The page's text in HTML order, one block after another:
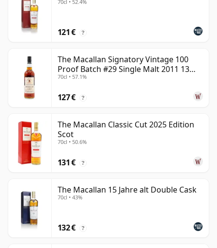
70cl • 52.4%
121 € ?
The Macallan Signatory Vintage 100
Proof Batch #29 Single Malt 2011 13
Jahre alt
70cl • 57.1%
127 € ?
The Macallan Classic Cut 2025 Edition
Scot
70cl • 50.6%
131 € ?
The Macallan 15 Jahre alt Double Cask
70cl • 43%
132 € ?